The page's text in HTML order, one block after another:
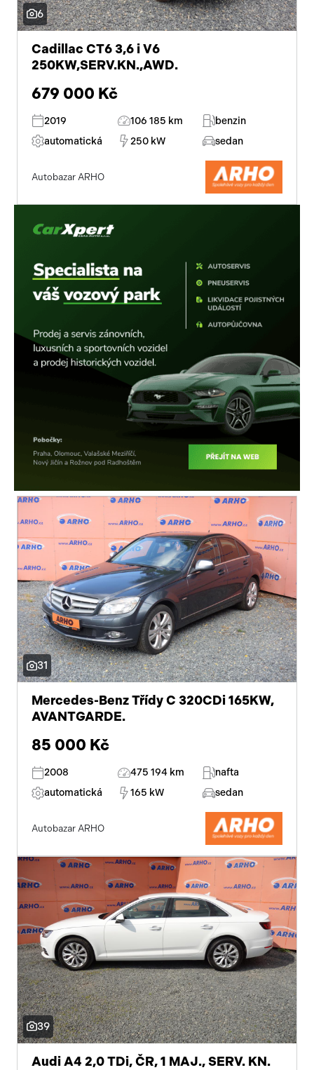
6
Cadillac CT6 3,6 i V6
250KW,SERV.KN.,AWD.
679 000 Kč
2019 106 185 km
benzin
automatická
250 kW sedan
Autobazar ARHO
31
Mercedes-Benz Třídy C 320CDi 165KW,
AVANTGARDE.
85 000 Kč
2008 475 194 km
nafta
automatická
165 kW sedan
Autobazar ARHO
39
Audi A4 2,0 TDi, ČR, 1 MAJ., SERV. KN.